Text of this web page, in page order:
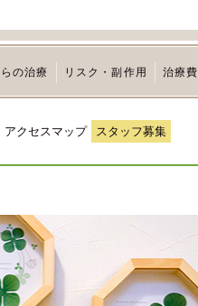
の治療 リスク・副作用 治療費
アクセスマップ スタッフ募集